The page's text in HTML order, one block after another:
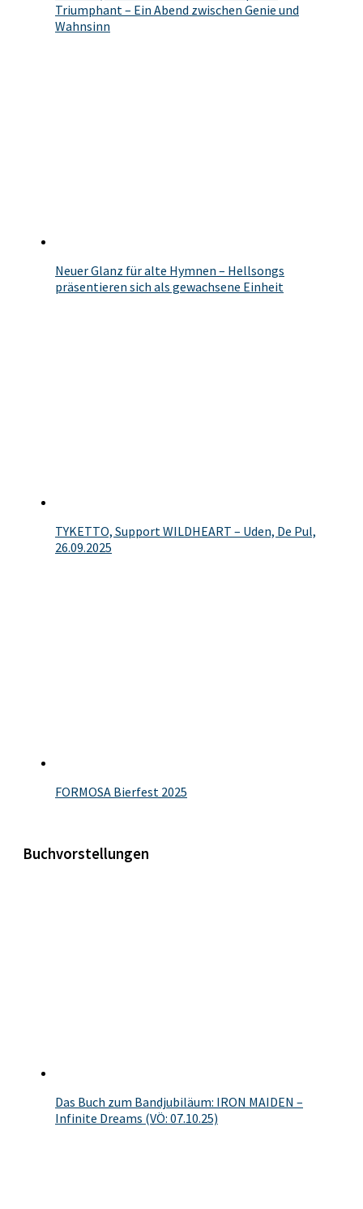
Triumphant – Ein Abend zwischen Genie und
Wahnsinn
Neuer Glanz für alte Hymnen – Hellsongs
präsentieren sich als gewachsene Einheit
TYKETTO, Support WILDHEART – Uden, De Pul,
26.09.2025
FORMOSA Bierfest 2025
Buchvorstellungen
Das Buch zum Bandjubiläum: IRON MAIDEN –
Infinite Dreams (VÖ: 07.10.25)